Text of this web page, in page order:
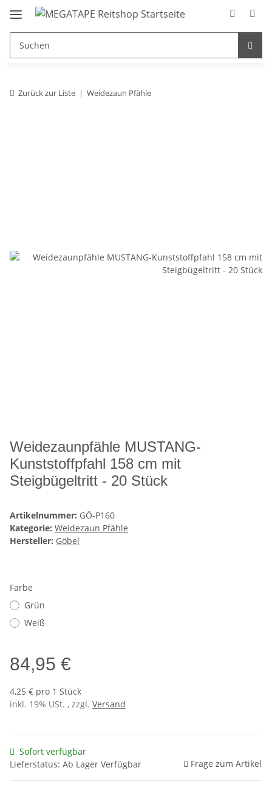
Zurück zur Liste Weidezaun Pfähle
Weidezaunpfähle MUSTANG-
Kunststoffpfahl 158 cm mit
Steigbügeltritt - 20 Stück
Artikelnummer: GÖ-P160
Kategorie: Weidezaun Pfähle
Hersteller: Göbel
Farbe
Grün
Weiß
84,95 €
4,25 € pro 1 Stück
inkl. 19% USt. , zzgl. Versand
Sofort verfügbar
Lieferstatus: Ab Lager Verfügbar
Frage zum Artikel